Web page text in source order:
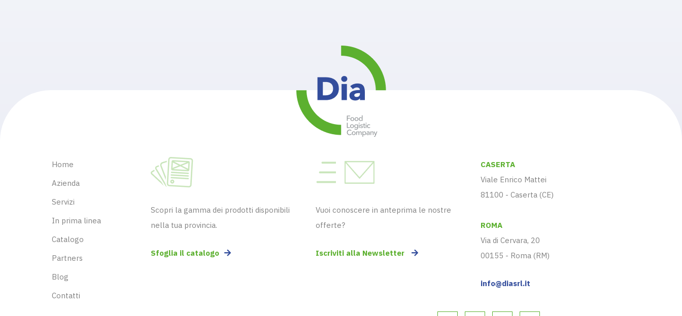
Home
Azienda
Servizi
In prima linea
Catalogo
Partners
Blog
Contatti
Scopri la gamma dei prodotti disponibili
nella tua provincia.
Sfoglia il catalogo
Vuoi conoscere in anteprima le nostre
offerte?
Iscriviti alla Newsletter
CASERTA
Viale Enrico Mattei
81100 - Caserta (CE)
ROMA
Via di Cervara, 20
00155 - Roma (RM)
info@diasrl.it